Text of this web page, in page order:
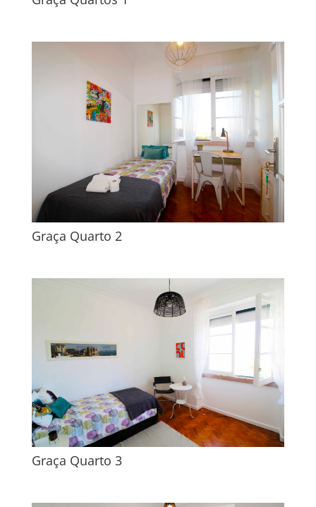
Graça Quarto 2
Graça Quarto 3